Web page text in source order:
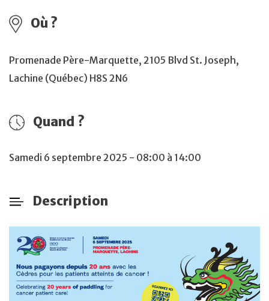
Où ?
Promenade Père-Marquette, 2105 Blvd St. Joseph,
Lachine (Québec) H8S 2N6
Quand ?
Samedi 6 septembre 2025 - 08:00 à 14:00
Description